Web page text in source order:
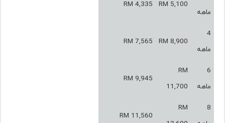
ماهه
RM 5,100
RM 4,335
4
ماهه
RM 8,900
RM 7,565
6
ماهه
RM
11,700
RM 9,945
8
RM
RM 11,560